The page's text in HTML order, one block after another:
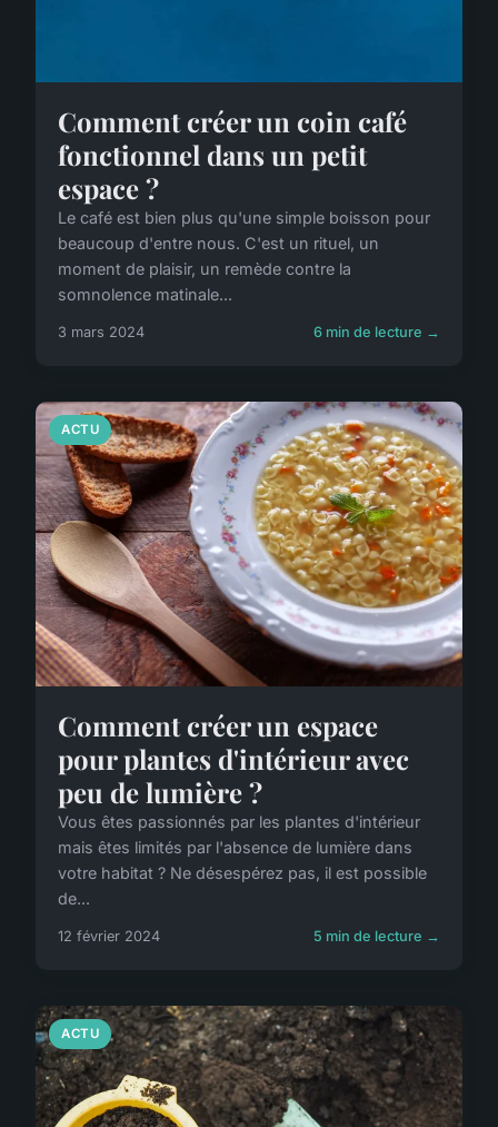
Comment créer un coin café
fonctionnel dans un petit
espace ?
Le café est bien plus qu'une simple boisson pour
beaucoup d'entre nous. C'est un rituel, un
moment de plaisir, un remède contre la
somnolence matinale...
3 mars 2024 6 min de lecture →
ACTU
Comment créer un espace
pour plantes d'intérieur avec
peu de lumière ?
Vous êtes passionnés par les plantes d'intérieur
mais êtes limités par l'absence de lumière dans
votre habitat ? Ne désespérez pas, il est possible
de...
12 février 2024 5 min de lecture →
ACTU